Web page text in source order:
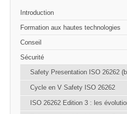
Introduction
Formation aux hautes technologies
Conseil
Sécurité
Safety Presentation ISO 26262
Cycle en V Safety ISO 26262
ISO 26262 Edition 3 : les